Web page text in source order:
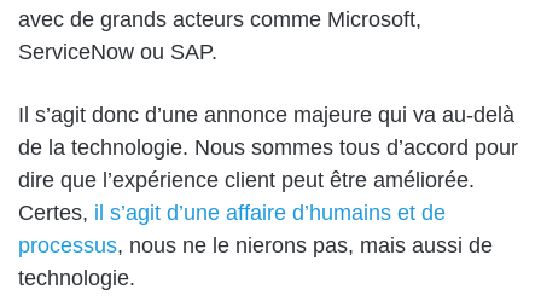
avec de grands acteurs comme Microsoft,
ServiceNow ou SAP.
Il s’agit donc d’une annonce majeure qui va au-delà
de la technologie. Nous sommes tous d’accord pour
dire que l’expérience client peut être améliorée.
Certes, il s’agit d’une affaire d’humains et de
processus, nous ne le nierons pas, mais aussi de
technologie.